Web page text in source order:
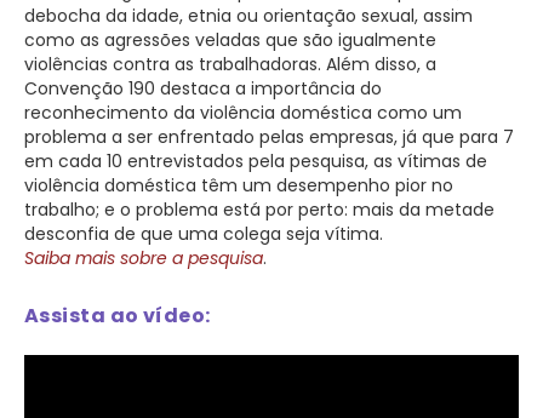
debocha da idade, etnia ou orientação sexual, assim
como as agressões veladas que são igualmente
violências contra as trabalhadoras. Além disso, a
Convenção 190 destaca a importância do
reconhecimento da violência doméstica como um
problema a ser enfrentado pelas empresas, já que para 7
em cada 10 entrevistados pela pesquisa, as vítimas de
violência doméstica têm um desempenho pior no
trabalho; e o problema está por perto: mais da metade
desconfia de que uma colega seja vítima.
Saiba mais sobre a pesquisa.
Assista ao vídeo: